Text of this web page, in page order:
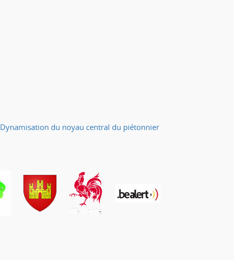
Dynamisation du noyau central du piétonnier